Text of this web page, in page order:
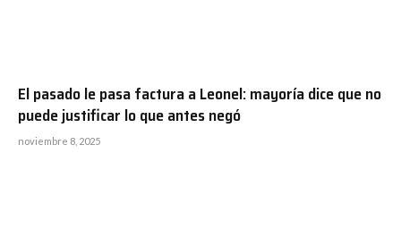
El pasado le pasa factura a Leonel: mayoría dice que no
puede justificar lo que antes negó
noviembre 8, 2025